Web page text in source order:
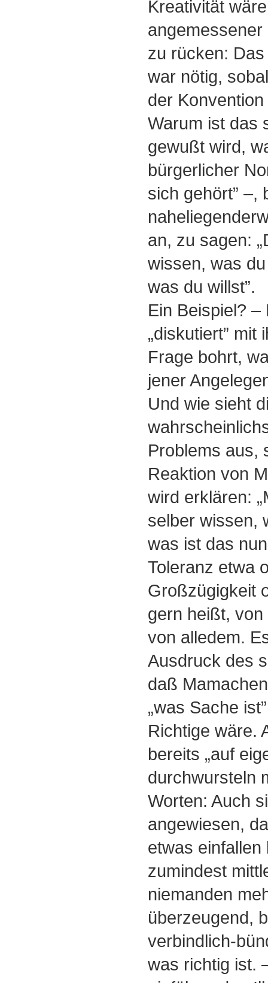
Kreativität
zu rücken:
war nötig,
der
Warum ist das
gewußt wird,
bürgerlicher
sich gehört” –,
an, zu sagen:
wissen, was
was du willst”.
Ein Beispiel? –
„diskutiert” mit
Frage bohrt,
jener
Und wie sieht
Problems aus,
Reaktion von
wird erklären:
selber wissen,
was ist das
Toleranz etwa
Großzügigkeit
gern heißt,
von alledem.
Ausdruck des
daß
„was Sache
Richtige wäre.
bereits „auf
durchwursteln
Worten: Auch
angewiesen,
etwas einfallen
zumindest
niemanden
überzeugend,
verbindlich-
was richtig ist.